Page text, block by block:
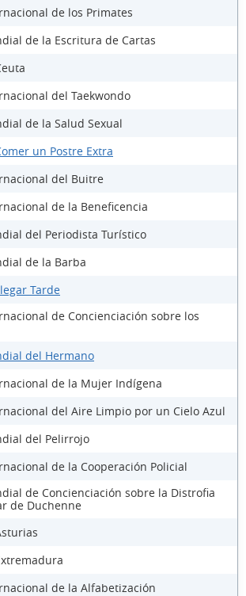
de los Primates
de la Escritura de Cartas
del Taekwondo
de la Salud Sexual
un Postre Extra
del Buitre
de la Beneficencia
del Periodista Turístico
de la Barba
Tarde
de Concienciación sobre los
del Hermano
de la Mujer Indígena
del Aire Limpio por un Cielo Azul
del Pelirrojo
de la Cooperación Policial
de Concienciación sobre la Distrofia
de Duchenne
de la Alfabetización